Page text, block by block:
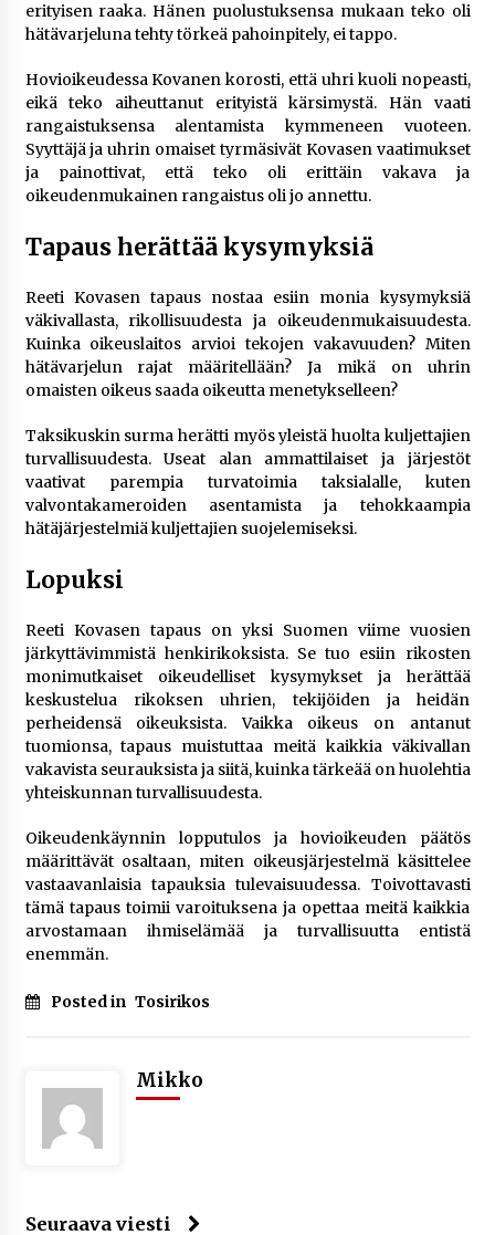
erityisen raaka. Hänen puolustuksensa mukaan teko oli
hätävarjeluna tehty törkeä pahoinpitely, ei tappo.
Hovioikeudessa Kovanen korosti, että uhri kuoli nopeasti,
eikä teko aiheuttanut erityistä kärsimystä. Hän vaati
rangaistuksensa alentamista kymmeneen vuoteen.
Syyttäjä ja uhrin omaiset tyrmäsivät Kovasen vaatimukset
ja painottivat, että teko oli erittäin vakava ja
oikeudenmukainen rangaistus oli jo annettu.
Tapaus herättää kysymyksiä
Reeti Kovasen tapaus nostaa esiin monia kysymyksiä
väkivallasta, rikollisuudesta ja oikeudenmukaisuudesta.
Kuinka oikeuslaitos arvioi tekojen vakavuuden? Miten
hätävarjelun rajat määritellään? Ja mikä on uhrin
omaisten oikeus saada oikeutta menetykselleen?
Taksikuskin surma herätti myös yleistä huolta kuljettajien
turvallisuudesta. Useat alan ammattilaiset ja järjestöt
vaativat parempia turvatoimia taksialalle, kuten
valvontakameroiden asentamista ja tehokkaampia
hätäjärjestelmiä kuljettajien suojelemiseksi.
Lopuksi
Reeti Kovasen tapaus on yksi Suomen viime vuosien
järkyttävimmistä henkirikoksista. Se tuo esiin rikosten
monimutkaiset oikeudelliset kysymykset ja herättää
keskustelua rikoksen uhrien, tekijöiden ja heidän
perheidensä oikeuksista. Vaikka oikeus on antanut
tuomionsa, tapaus muistuttaa meitä kaikkia väkivallan
vakavista seurauksista ja siitä, kuinka tärkeää on huolehtia
yhteiskunnan turvallisuudesta.
Oikeudenkäynnin lopputulos ja hovioikeuden päätös
määrittävät osaltaan, miten oikeusjärjestelmä käsittelee
vastaavanlaisia tapauksia tulevaisuudessa. Toivottavasti
tämä tapaus toimii varoituksena ja opettaa meitä kaikkia
arvostamaan ihmiselämää ja turvallisuutta entistä
enemmän.
Posted in Tosirikos
Mikko
Seuraava viesti